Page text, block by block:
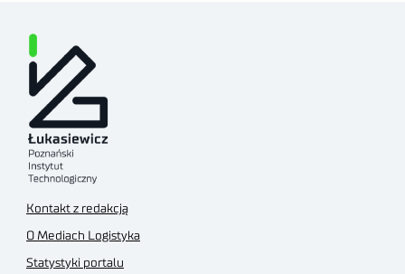
Kontakt z redakcją
O Mediach Logistyka
Statystyki portalu